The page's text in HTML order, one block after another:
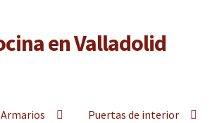
en Valladolid
Armarios Puertas de interior